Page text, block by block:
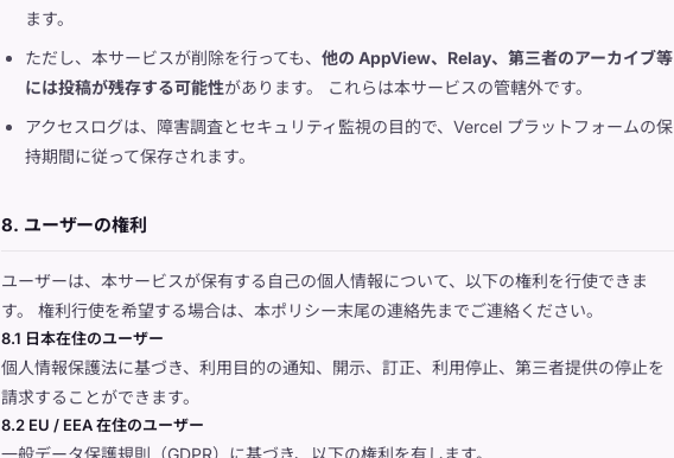
ます。
ただし、本サービスが削除を行っても、 他の AppView、Relay、第三者のアーカイブ等
には投稿が残存する可能性があります。 これらは本サービスの管轄外です。
アクセスログは、障害調査とセキュリティ監視の目的で、Vercel プラットフォームの保
持期間に従って保存されます。
8. ユーザーの権利
ユーザーは、本サービスが保有する自己の個人情報について、以下の権利を行使できま
す。 権利行使を希望する場合は、本ポリシー末尾の連絡先までご連絡ください。
8.1 日本在住のユーザー
個人情報保護法に基づき、利用目的の通知、開示、訂正、利用停止、第三者提供の停止を
請求することができます。
8.2 EU / EEA 在住のユーザー
一般データ保護規則（GDPR）に基づき、以下の権利を有します。